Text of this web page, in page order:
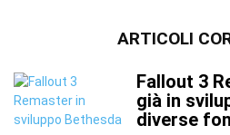
ARTICOLI
Fallout 3
già in
diverse